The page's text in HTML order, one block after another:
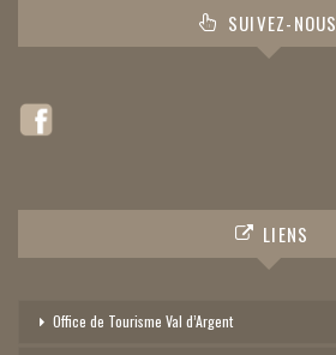
SUIVEZ-NOUS
LIENS
Office de Tourisme Val d’Argent